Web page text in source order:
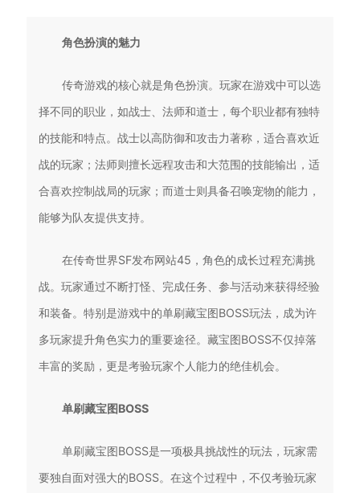
角色扮演的魅力
传奇游戏的核心就是角色扮演。玩家在游戏中可以选
择不同的职业，如战士、法师和道士，每个职业都有独特
的技能和特点。战士以高防御和攻击力著称，适合喜欢近
战的玩家；法师则擅长远程攻击和大范围的技能输出，适
合喜欢控制战局的玩家；而道士则具备召唤宠物的能力，
能够为队友提供支持。
在传奇世界SF发布网站45，角色的成长过程充满挑
战。玩家通过不断打怪、完成任务、参与活动来获得经验
和装备。特别是游戏中的单刷藏宝图BOSS玩法，成为许
多玩家提升角色实力的重要途径。藏宝图BOSS不仅掉落
丰富的奖励，更是考验玩家个人能力的绝佳机会。
单刷藏宝图BOSS
单刷藏宝图BOSS是一项极具挑战性的玩法，玩家需
要独自面对强大的BOSS。在这个过程中，不仅考验玩家